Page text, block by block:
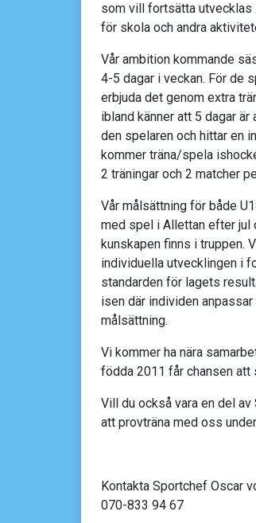
som vill fortsätta utvecklas
för skola och andra
Vår ambition kommande
4-5 dagar i veckan. För de
erbjuda det genom extra
ibland känner att 5 dagar
den spelaren och hittar en
kommer träna/spela
2 träningar och 2 matcher
Vår målsättning för både
med spel i Allettan efter jul
kunskapen finns i truppen.
individuella utvecklingen i
standarden för lagets
isen där individen
målsättning.
Vi kommer ha nära
födda 2011 får chansen att
Vill du också vara en del
att provträna med oss
Kontakta Sportchef Oscar
070-833 94 67